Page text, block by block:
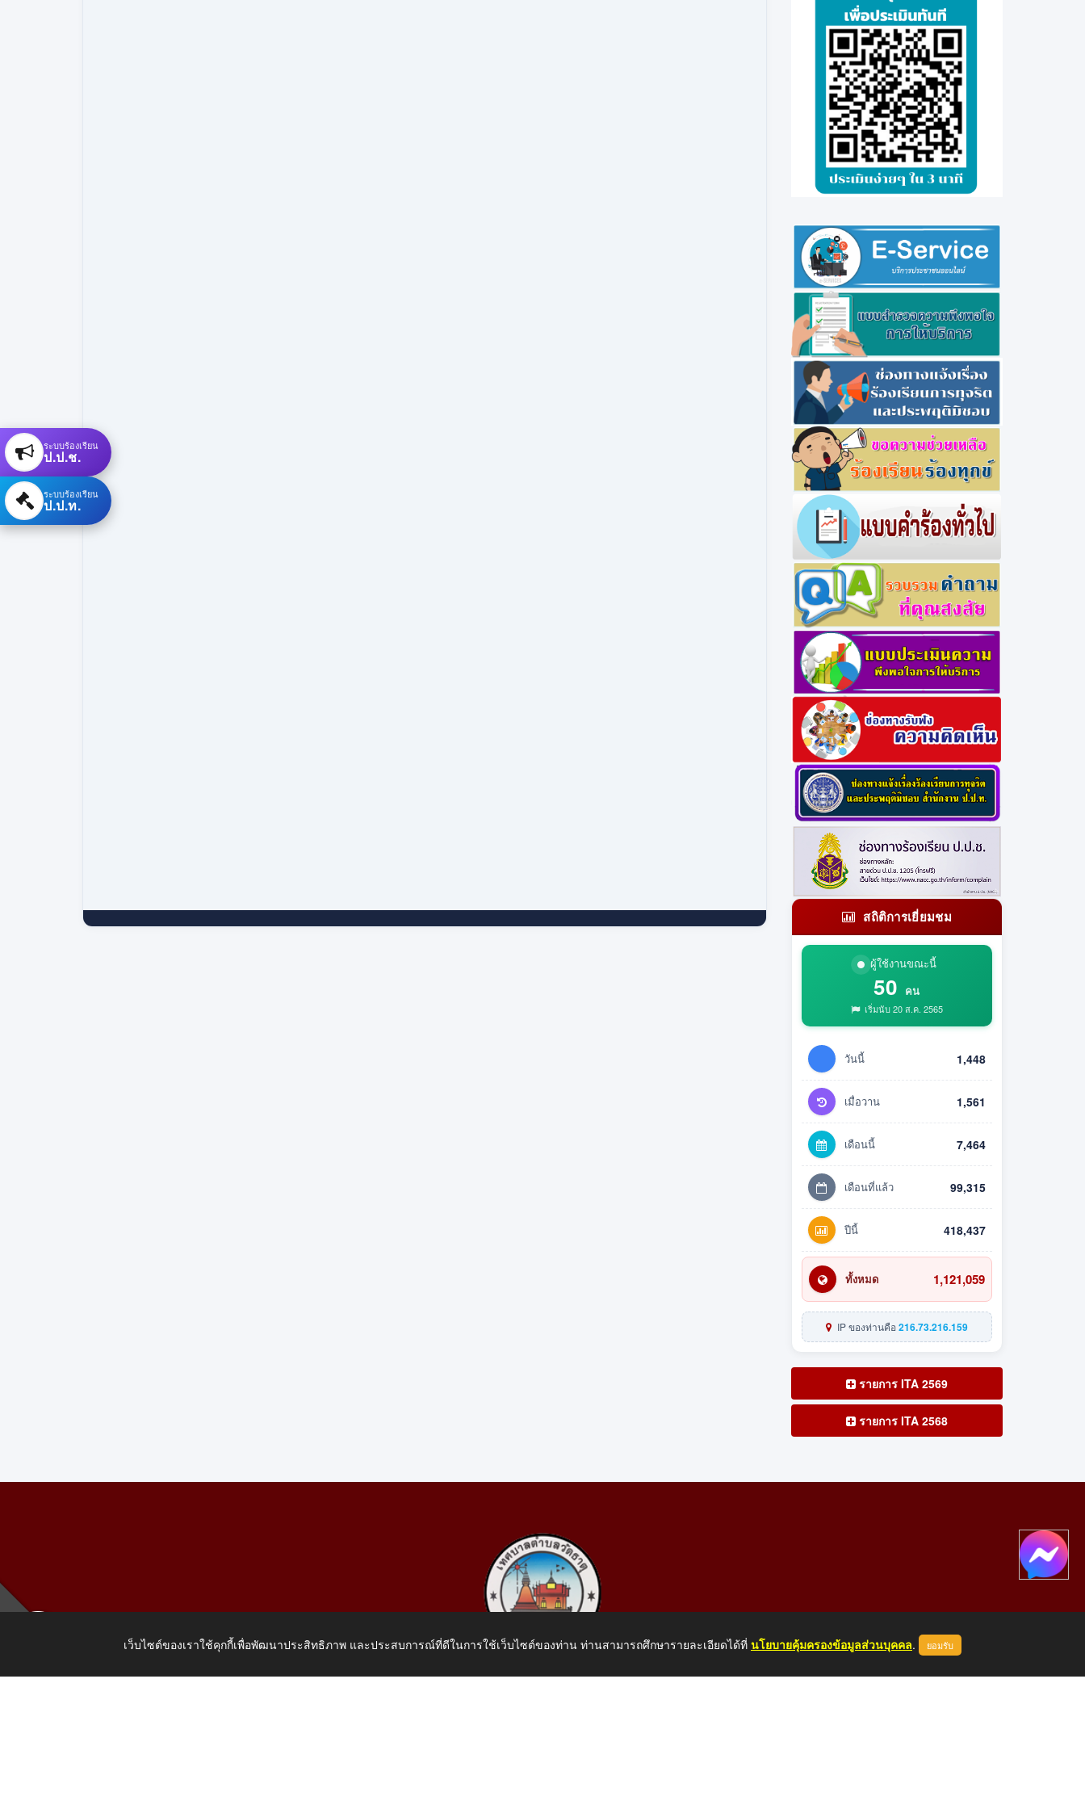
สถิติการเยี่ยมชม
ผู้ใช้งานขณะนี้
50 คน
เริ่มนับ 20 ส.ค. 2565
วันนี้ 1,448
เมื่อวาน 1,561
เดือนนี้ 7,464
เดือนที่แล้ว 99,315
ปีนี้ 418,437
ทั้งหมด 1,121,059
IP ของท่านคือ216.73.216.159
รายการ ITA 2569
รายการ ITA 2568
ระบบร้องเรียน
ป.ป.ช.
ระบบร้องเรียน
ป.ป.ท.
เว็บไซต์ของเราใช้คุกกี้เพื่อพัฒนาประสิทธิภาพ และประสบการณ์ที่ดีในการใช้เว็บไซต์ของท่าน ท่านสามารถศึกษารายละเอียดได้ที่ นโยบายคุ้มครองข้อมูลส่วนบุคคล. ยอมรับ